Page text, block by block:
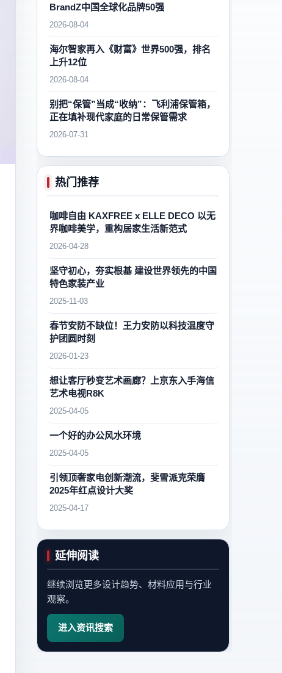
BrandZ中国全球化品牌50强
2026-08-04
海尔智家再入《财富》世界500强，排名
上升12位
2026-08-04
别把“保管”当成“收纳”：飞利浦保管箱，
正在填补现代家庭的日常保管需求
2026-07-31
热门推荐
咖啡自由 KAXFREE x ELLE DECO 以无
界咖啡美学，重构居家生活新范式
2026-04-28
坚守初心，夯实根基 建设世界领先的中国
特色家装产业
2025-11-03
春节安防不缺位！王力安防以科技温度守
护团圆时刻
2026-01-23
想让客厅秒变艺术画廊？上京东入手海信
艺术电视R8K
2025-04-05
一个好的办公风水环境
2025-04-05
引领顶奢家电创新潮流，斐雪派克荣膺
2025年红点设计大奖
2025-04-17
延伸阅读
继续浏览更多设计趋势、材料应用与行业
观察。
进入资讯搜索